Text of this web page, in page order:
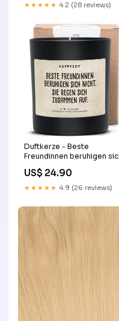
★★★★★ 4.2 (28 reviews)
Duftkerze - Beste
Freundinnen beruhigen sich
zusammen auf. candle1
US$ 24.90
★★★★★ 4.9 (26 reviews)